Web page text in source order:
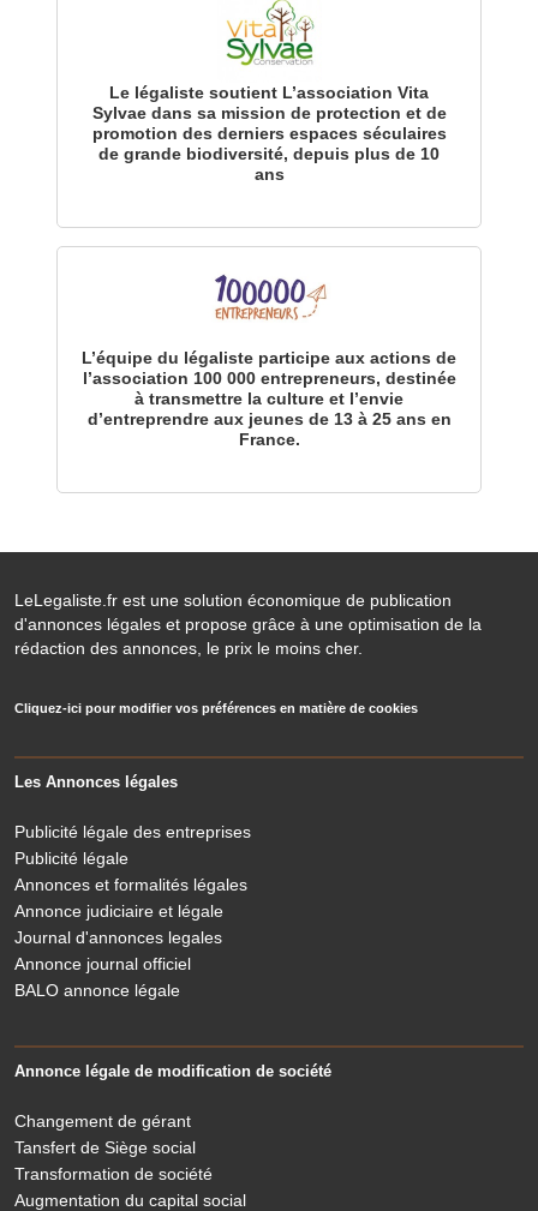
Le légaliste soutient L’association Vita
Sylvae dans sa mission de protection et de
promotion des derniers espaces séculaires
de grande biodiversité, depuis plus de 10
ans
L’équipe du légaliste participe aux actions de
l’association 100 000 entrepreneurs, destinée
à transmettre la culture et l’envie
d’entreprendre aux jeunes de 13 à 25 ans en
France.
LeLegaliste.fr est une solution économique de publication
d'annonces légales et propose grâce à une optimisation de la
rédaction des annonces, le prix le moins cher.
Cliquez-ici pour modifier vos préférences en matière de cookies
Les Annonces légales
Publicité légale des entreprises
Publicité légale
Annonces et formalités légales
Annonce judiciaire et légale
Journal d'annonces legales
Annonce journal officiel
BALO annonce légale
Annonce légale de modification de société
Changement de gérant
Tansfert de Siège social
Transformation de société
Augmentation du capital social